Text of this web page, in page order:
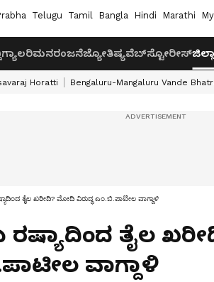
Telugu Tamil Bangla Hindi Marathi
ಗ್ಯಾಲರಿಮನರಂಜನೆಜ್ಯೋತಿಷ್ಯವೆಬ್‌ಸ್ಟೋರೀಸ್
Horatti Bengaluru-Mangaluru Vande
ತೈಲ ಖರೀದಿ? ಮೋದಿ ವಿರುದ್ಧ ಎಂ.ಬಿ.ಪಾಟೀಲ ವಾಗ್ದಾಳಿ
ತೈಲ
ವಾಗ್ದಾಳಿ